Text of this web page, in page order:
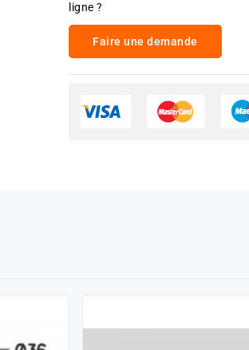
ligne ?
Faire une demande